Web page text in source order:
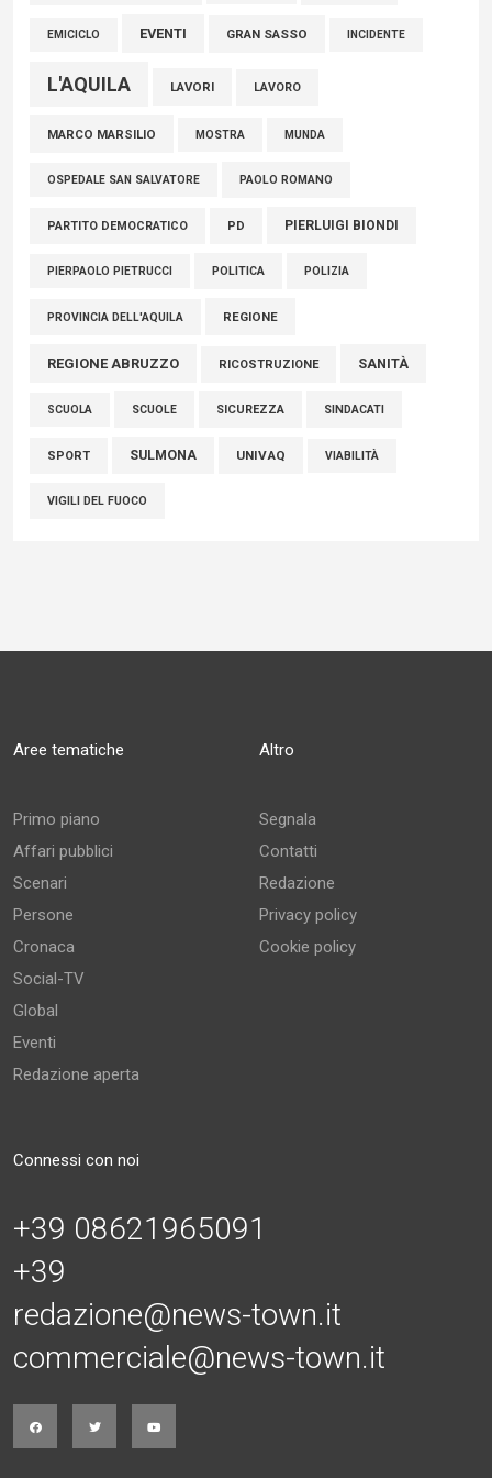
EMICICLO EVENTI GRAN SASSO INCIDENTE
L'AQUILA LAVORI LAVORO
MARCO MARSILIO MOSTRA MUNDA
OSPEDALE SAN SALVATORE PAOLO ROMANO
PARTITO DEMOCRATICO PD PIERLUIGI BIONDI
PIERPAOLO PIETRUCCI POLITICA POLIZIA
PROVINCIA DELL'AQUILA REGIONE
REGIONE ABRUZZO RICOSTRUZIONE SANITÀ
SCUOLA SCUOLE SICUREZZA SINDACATI
SPORT SULMONA UNIVAQ VIABILITÀ
VIGILI DEL FUOCO
Aree tematiche
Primo piano
Affari pubblici
Scenari
Persone
Cronaca
Social-TV
Global
Eventi
Redazione aperta
Altro
Segnala
Contatti
Redazione
Privacy policy
Cookie policy
Connessi con noi
+39 08621965091
+39
redazione@news-town.it
commerciale@news-town.it